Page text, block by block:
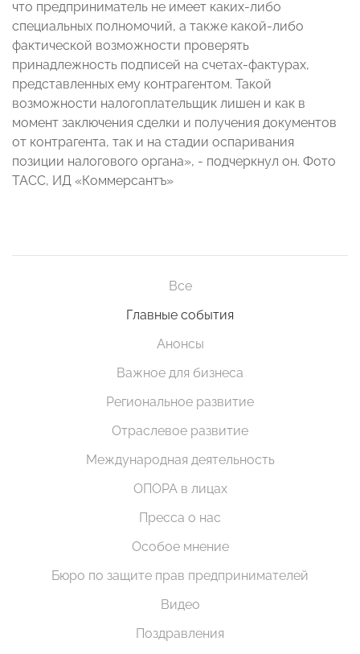
что предприниматель не имеет каких-либо
специальных полномочий, а также какой-либо
фактической возможности проверять
принадлежность подписей на счетах-фактурах,
представленных ему контрагентом. Такой
возможности налогоплательщик лишен и как в
момент заключения сделки и получения документов
от контрагента, так и на стадии оспаривания
позиции налогового органа», - подчеркнул он. Фото
ТАСС, ИД «Коммерсантъ»
Все
Главные события
Анонсы
Важное для бизнеса
Региональное развитие
Отраслевое развитие
Международная деятельность
ОПОРА в лицах
Пресса о нас
Особое мнение
Бюро по защите прав предпринимателей
Видео
Поздравления